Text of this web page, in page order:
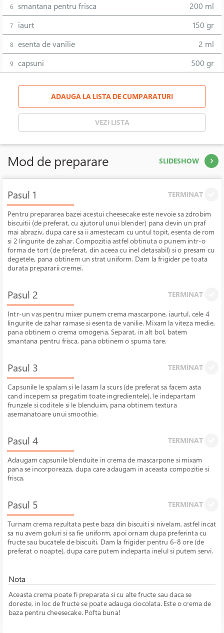
6 smantana pentru frisca 200 ml
7 iaurt 150 gr
8 esenta de vanilie 2 ml
9 capsuni 500 gr
ADAUGA LA LISTA DE CUMPARATURI
VEZI LISTA
Mod de preparare SLIDESHOW
Pasul 1 TERMINAT
Pentru prepararea bazei acestui cheesecake este nevoie sa zdrobim
biscuitii (de preferat, cu ajutorul unui blender) pana devin un praf
mai abraziv, dupa care sa ii amestecam cu untul topit, esenta de rom
si 2 lingurite de zahar. Compozitia astfel obtinuta o punem intr-o
forma de tort (de preferat, din aceea cu inel detasabil) si o presam cu
degetele, pana obtinem un strat uniform. Dam la frigider pe toata
durata prepararii cremei.
Pasul 2 TERMINAT
Intr-un vas pentru mixer punem crema mascarpone, iaurtul, cele 4
lingurite de zahar ramase si esenta de vanilie. Mixam la viteza medie,
pana obtinem o crema omogena. Separat, in alt bol, batem
smantana pentru frisca, pana obtinem o spuma tare.
Pasul 3 TERMINAT
Capsunile le spalam si le lasam la scurs (de preferat sa facem asta
cand incepem sa pregatim toate ingredientele), le indepartam
frunzele si coditele si le blenduim, pana obtinem textura
asemanatoare unui smoothie.
Pasul 4 TERMINAT
Adaugam capsunile blenduite in crema de mascarpone si mixam
pana se incorporeaza, dupa care adaugam in aceasta compozitie si
frisca.
Pasul 5 TERMINAT
Turnam crema rezultata peste baza din biscuiti si nivelam, astfel incat
sa nu avem goluri si sa fie uniform, apoi ornam dupa preferinta cu
fructe sau bucatele de biscuiti. Dam la frigider pentru 6-8 ore (de
preferat o noapte), dupa care putem indeparta inelul si putem servi.
Nota
Aceasta crema poate fi preparata si cu alte fructe sau daca se
doreste, in loc de fructe se poate adauga ciocolata. Este o crema de
baza pentru cheesecake. Pofta buna!